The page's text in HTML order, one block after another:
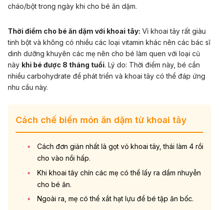
cháo/bột trong ngày khi cho bé ăn dặm.
Thời điểm cho bé ăn dặm với khoai tây: Vì khoai tây rất giàu
tinh bột và không có nhiều các loại vitamin khác nên các bác sĩ
dinh dưỡng khuyên các mẹ nên cho bé làm quen với loại củ
này khi bé được 8 tháng tuổi. Lý do: Thời điểm này, bé cần
nhiều carbohydrate để phát triển và khoai tây có thể đáp ứng
nhu cầu này.
Cách chế biến món ăn dặm từ khoai tây
Cách đơn giản nhất là gọt vỏ khoai tây, thái làm 4 rồi
cho vào nồi hấp.
Khi khoai tây chín các mẹ có thể lấy ra dầm nhuyễn
cho bé ăn.
Ngoài ra, mẹ có thể xắt hạt lựu để bé tập ăn bốc.